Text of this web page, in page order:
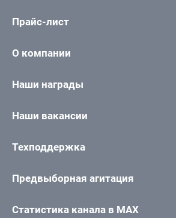
Прайс-лист
О компании
Наши награды
Наши вакансии
Техподдержка
Предвыборная агитация
Статистика канала в MAX